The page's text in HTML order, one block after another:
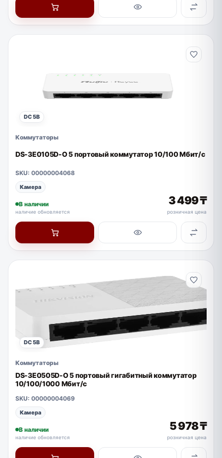
DC 5В
Коммутаторы
DS-3E0105D-O 5 портовый коммутатор 10/100 Мбит/с
SKU: 00000004068
Камера
В наличии
наличие обновляется
3 499 ₸
розничная цена
DC 5В
Коммутаторы
DS-3E0505D-O 5 портовый гигабитный коммутатор
10/100/1000 Мбит/с
SKU: 00000004069
Камера
В наличии
наличие обновляется
5 978 ₸
розничная цена